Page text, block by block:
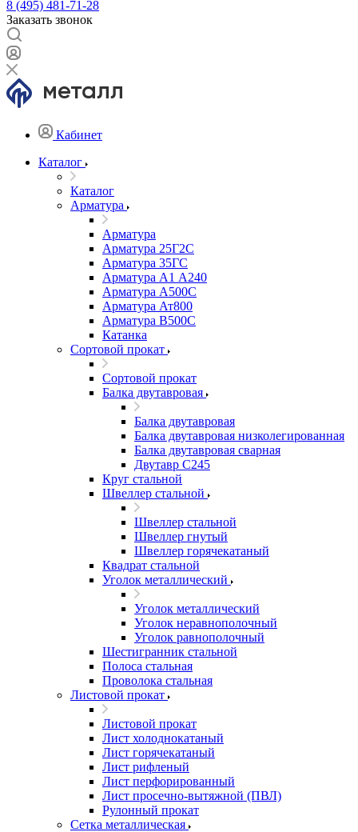
8 (495) 481-71-28
Заказать звонок
Кабинет
Каталог
Каталог
Арматура
Арматура
Арматура 25Г2С
Арматура 35ГС
Арматура А1 А240
Арматура А500С
Арматура Ат800
Арматура В500С
Катанка
Сортовой прокат
Сортовой прокат
Балка двутавровая
Балка двутавровая
Балка двутавровая низколегированная
Балка двутавровая сварная
Двутавр С245
Круг стальной
Швеллер стальной
Швеллер стальной
Швеллер гнутый
Швеллер горячекатаный
Квадрат стальной
Уголок металлический
Уголок металлический
Уголок неравнополочный
Уголок равнополочный
Шестигранник стальной
Полоса стальная
Проволока стальная
Листовой прокат
Листовой прокат
Лист холоднокатаный
Лист горячекатаный
Лист рифленый
Лист перфорированный
Лист просечно-вытяжной (ПВЛ)
Рулонный прокат
Сетка металлическая